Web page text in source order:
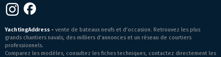
YachtingAddress - vente de bateaux neufs et d’occasion. Retrouvez les plus
grands chantiers navals, des milliers d’annonces et un réseau de courtiers
professionnels.
Comparez les modèles, consultez les fiches techniques, contactez directement les